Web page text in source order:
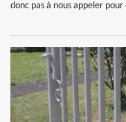
donc pas à nous appeler